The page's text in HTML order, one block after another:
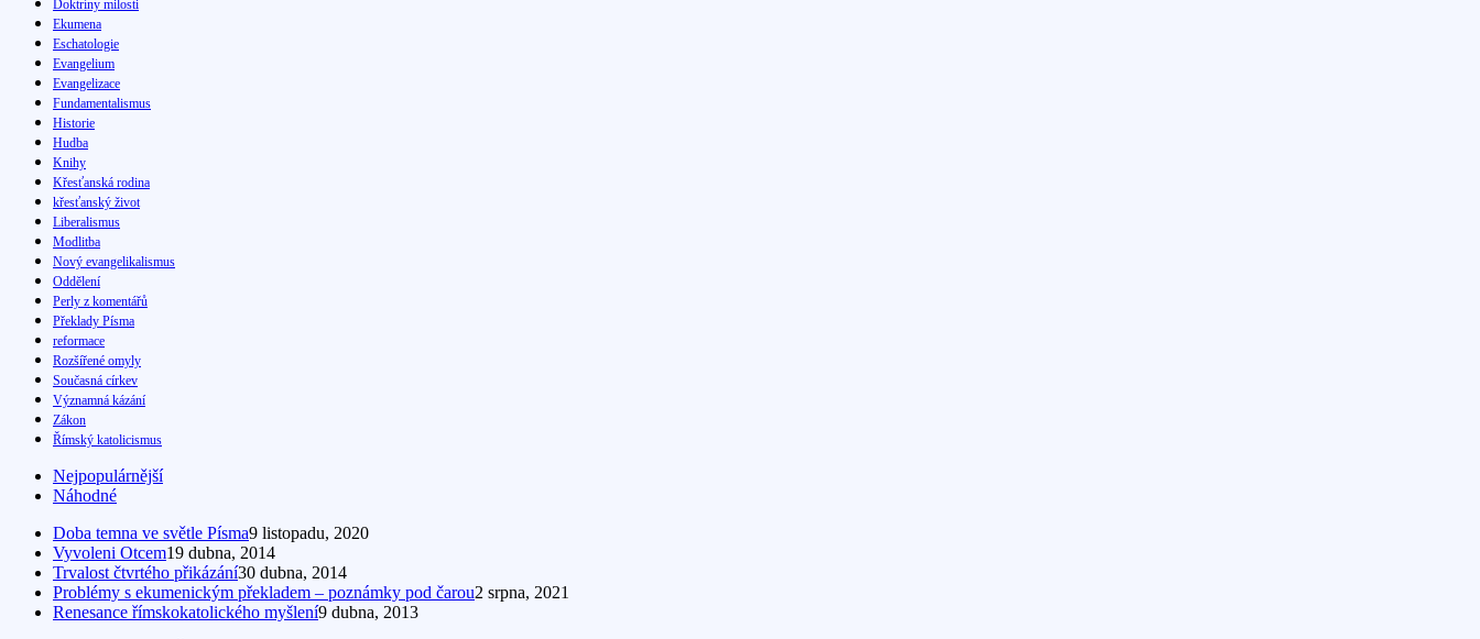
Doktríny milosti
Ekumena
Eschatologie
Evangelium
Evangelizace
Fundamentalismus
Historie
Hudba
Knihy
Křesťanská rodina
křesťanský život
Liberalismus
Modlitba
Nový evangelikalismus
Oddělení
Perly z komentářů
Překlady Písma
reformace
Rozšířené omyly
Současná církev
Významná kázání
Zákon
Římský katolicismus
Nejpopulárnější
Náhodné
Doba temna ve světle Písma9 listopadu, 2020
Vyvoleni Otcem19 dubna, 2014
Trvalost čtvrtého přikázání30 dubna, 2014
Problémy s ekumenickým překladem – poznámky pod čarou2 srpna, 2021
Renesance římskokatolického myšlení9 dubna, 2013